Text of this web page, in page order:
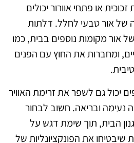
או פתחי אוורור יכולים
של אור טבעי לחלל. דלתות
אור מקומות נוספים בבית, כמו
ומחברות את החוץ עם הפנים
יכול גם לשפר את זרימת האוויר
נעימה ובריאה. חשוב לבחור
הבית, תוך שימת דגש על
שיבטיחו את הפונקציונליות של